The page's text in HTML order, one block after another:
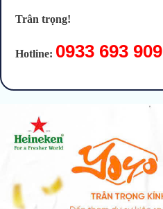
Trân trọng!
Hotline: 0933 693 909